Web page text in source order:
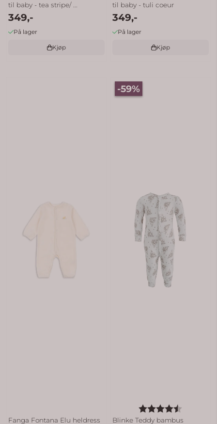
til baby - tea stripe/ ...
349,-
På lager
Kjøp
til baby - tuli coeur
349,-
På lager
Kjøp
Fanga Fontana Elu heldress
-59%
Karakter:
Blinke Teddy bambus